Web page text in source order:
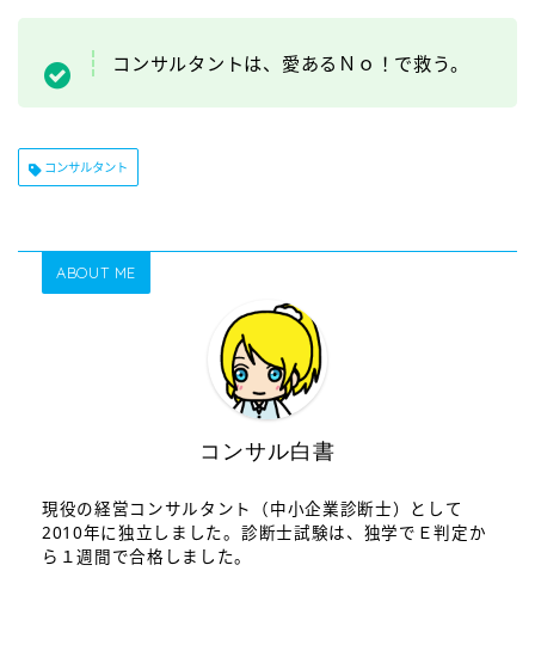
コンサルタントは、愛あるＮｏ！で救う。
コンサルタント
ABOUT ME
コンサル白書
現役の経営コンサルタント（中小企業診断士）として
2010年に独立しました。診断士試験は、独学でＥ判定か
ら１週間で合格しました。